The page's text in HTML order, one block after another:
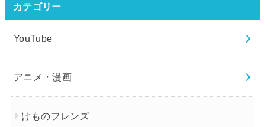
カテゴリー
YouTube
アニメ・漫画
けものフレンズ